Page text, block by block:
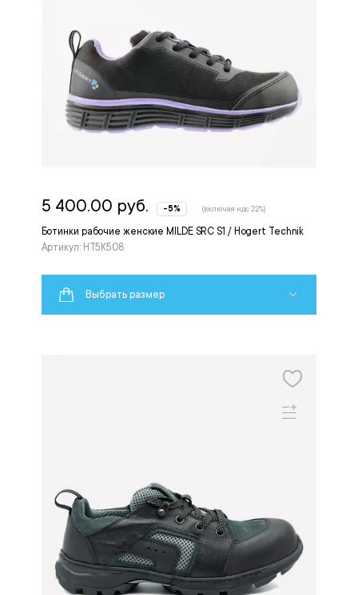
Ботинки рабочие женские MILDE SRC S1 / Hogert Technik
Артикул: HT5K508
5 400.00 руб. -5% (включая ндс 22%)
Выбрать размер